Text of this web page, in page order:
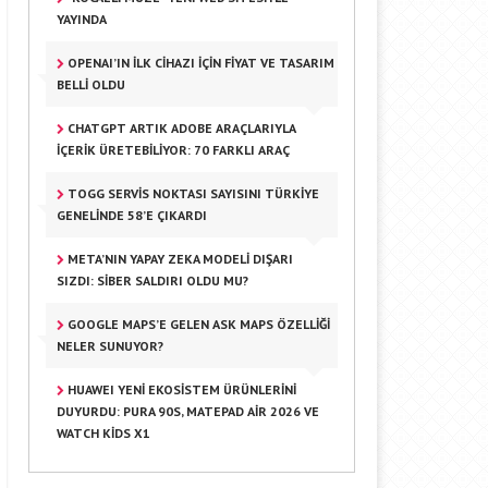
YAYINDA
OPENAI’IN İLK CIHAZI IÇIN FIYAT VE TASARIM
BELLI OLDU
CHATGPT ARTIK ADOBE ARAÇLARIYLA
İÇERIK ÜRETEBILIYOR: 70 FARKLI ARAÇ
TOGG SERVIS NOKTASI SAYISINI TÜRKIYE
GENELINDE 58’E ÇIKARDI
META’NIN YAPAY ZEKA MODELI DIŞARI
SIZDI: SIBER SALDIRI OLDU MU?
GOOGLE MAPS’E GELEN ASK MAPS ÖZELLIĞI
NELER SUNUYOR?
HUAWEI YENI EKOSISTEM ÜRÜNLERINI
DUYURDU: PURA 90S, MATEPAD AIR 2026 VE
WATCH KIDS X1